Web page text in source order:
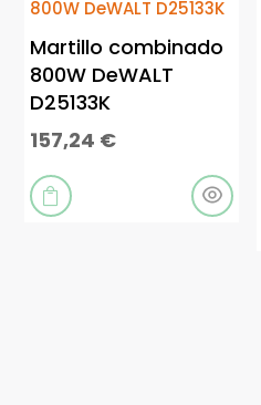
Martillo combinado
800W DeWALT
D25133K
157,24 €
